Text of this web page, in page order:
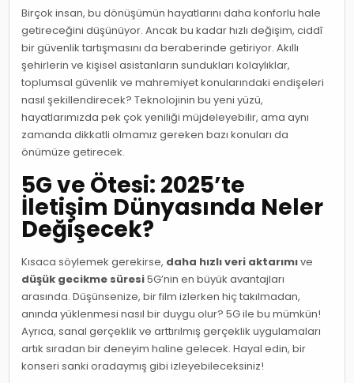
Birçok insan, bu dönüşümün hayatlarını daha konforlu hale
getireceğini düşünüyor. Ancak bu kadar hızlı değişim, ciddî
bir güvenlik tartışmasını da beraberinde getiriyor. Akıllı
şehirlerin ve kişisel asistanların sundukları kolaylıklar,
toplumsal güvenlik ve mahremiyet konularındaki endişeleri
nasıl şekillendirecek? Teknolojinin bu yeni yüzü,
hayatlarımızda pek çok yeniliği müjdeleyebilir, ama aynı
zamanda dikkatli olmamız gereken bazı konuları da
önümüze getirecek.
5G ve Ötesi: 2025’te
İletişim Dünyasında Neler
Değişecek?
Kısaca söylemek gerekirse, daha hızlı veri aktarımıve
düşük gecikme süresi5G’nin en büyük avantajları
arasında. Düşünsenize, bir film izlerken hiç takılmadan,
anında yüklenmesi nasıl bir duygu olur? 5G ile bu mümkün!
Ayrıca, sanal gerçeklik ve arttırılmış gerçeklik uygulamaları
artık sıradan bir deneyim haline gelecek. Hayal edin, bir
konseri sanki oradaymış gibi izleyebileceksiniz!